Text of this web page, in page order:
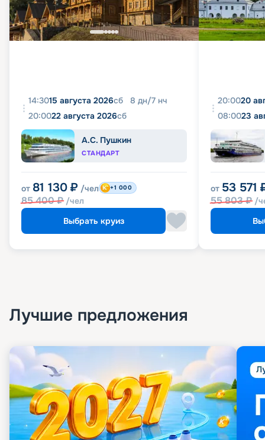
14:3015 августа 2026сб 8 дн/7 нч
20:0022 августа 2026сб
А.С. Пушкин
СТАНДАРТ
от 81 130 ₽ /чел
85 400₽ /чел
+1 000
Выбрать круиз
20:0020
08:0023
от 53 571
55 803₽ /
Лучшие предложения